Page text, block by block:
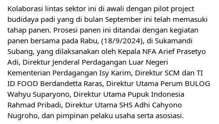
Kolaborasi lintas sektor ini di awali dengan pilot project
budidaya padi yang di bulan September ini telah memasuki
tahap panen. Prosesi panen ini ditandai dengan kegiatan
panen bersama pada Rabu, (18/9/2024), di Sukamandi
Subang, yang dilaksanakan oleh Kepala NFA Arief Prasetyo
Adi, Direktur Jenderal Perdagangan Luar Negeri
Kementerian Perdagangan Isy Karim, Direktur SCM dan TI
ID FOOD Berdandetta Raras, Direktur Utama Perum BULOG
Wahyu Suparyono, Direktur Utama Pupuk Indonesia
Rahmad Pribadi, Direktur Utama SHS Adhi Cahyono
Nugroho, dan pimpinan pelaku usaha serta asosiasi.